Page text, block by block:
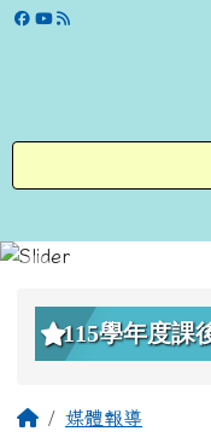
跳至主內容區
學校網站
上中區域內容
115學年度課
主內容區域
回首頁媒體報導